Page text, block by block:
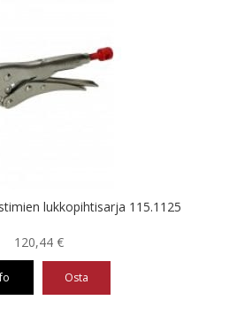
lukkopihtisarja 115.1125
120,44 €
Osta